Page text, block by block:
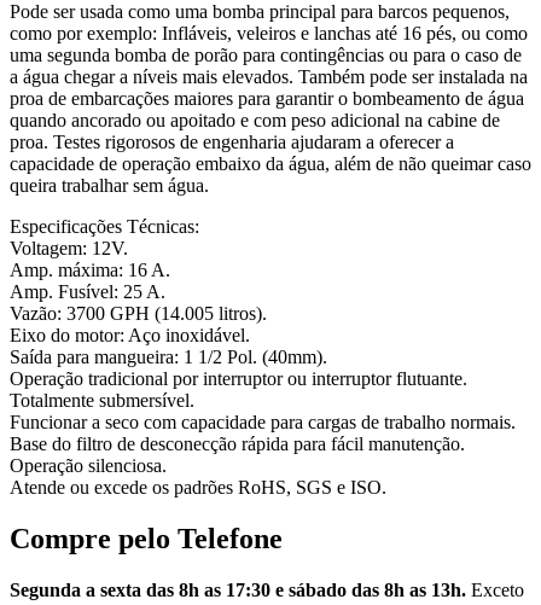
Pode ser usada como uma bomba principal para barcos pequenos,
como por exemplo: Infláveis, veleiros e lanchas até 16 pés, ou como
uma segunda bomba de porão para contingências ou para o caso de
a água chegar a níveis mais elevados. Também pode ser instalada na
proa de embarcações maiores para garantir o bombeamento de água
quando ancorado ou apoitado e com peso adicional na cabine de
proa. Testes rigorosos de engenharia ajudaram a oferecer a
capacidade de operação embaixo da água, além de não queimar caso
queira trabalhar sem água.
Especificações Técnicas:
Voltagem: 12V.
Amp. máxima: 16 A.
Amp. Fusível: 25 A.
Vazão: 3700 GPH (14.005 litros).
Eixo do motor: Aço inoxidável.
Saída para mangueira: 1 1/2 Pol. (40mm).
Operação tradicional por interruptor ou interruptor flutuante.
Totalmente submersível.
Funcionar a seco com capacidade para cargas de trabalho normais.
Base do filtro de desconecção rápida para fácil manutenção.
Operação silenciosa.
Atende ou excede os padrões RoHS, SGS e ISO.
Compre pelo Telefone
Segunda a sexta das 8h as 17:30 e sábado das 8h as 13h. Exceto